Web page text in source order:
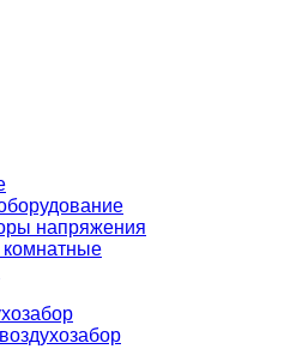
напряжения